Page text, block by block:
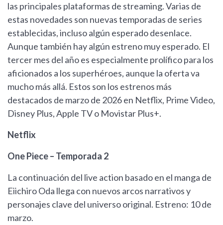
las principales plataformas de streaming. Varias de
estas novedades son nuevas temporadas de series
establecidas, incluso algún esperado desenlace.
Aunque también hay algún estreno muy esperado. El
tercer mes del año es especialmente prolífico para los
aficionados a los superhéroes, aunque la oferta va
mucho más allá. Estos son los estrenos más
destacados de marzo de 2026 en Netflix, Prime Video,
Disney Plus, Apple TV o Movistar Plus+.
Netflix
One Piece – Temporada 2
La continuación del live action basado en el manga de
Eiichiro Oda llega con nuevos arcos narrativos y
personajes clave del universo original. Estreno: 10 de
marzo.